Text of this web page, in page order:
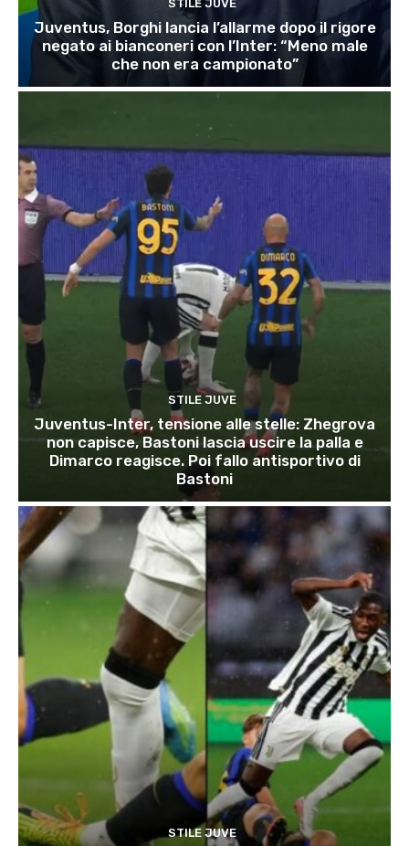
STILE JUVE
Juventus, Borghi lancia l’allarme dopo il rigore
negato ai bianconeri con l’Inter: “Meno male
che non era campionato”
STILE JUVE
Juventus-Inter, tensione alle stelle: Zhegrova
non capisce, Bastoni lascia uscire la palla e
Dimarco reagisce. Poi fallo antisportivo di
Bastoni
STILE JUVE